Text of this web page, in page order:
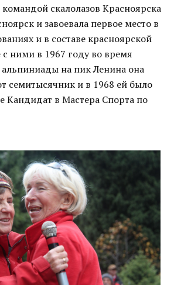
скалолазов Красноярска
и завоевала первое место в
и в составе красноярской
ними в 1967 году во время
на пик Ленина она
семитысячник и в 1968 ей было
Кандидат в Мастера Спорта по